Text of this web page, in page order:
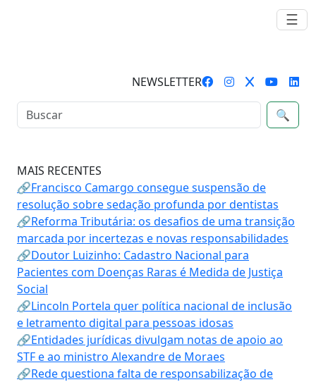
☰
NEWSLETTER
🔍
MAIS RECENTES
🔗Francisco Camargo consegue suspensão de
resolução sobre sedação profunda por dentistas
🔗Reforma Tributária: os desafios de uma transição
marcada por incertezas e novas responsabilidades
🔗Doutor Luizinho: Cadastro Nacional para
Pacientes com Doenças Raras é Medida de Justiça
Social
🔗Lincoln Portela quer política nacional de inclusão
e letramento digital para pessoas idosas
🔗Entidades jurídicas divulgam notas de apoio ao
STF e ao ministro Alexandre de Moraes
🔗Rede questiona falta de responsabilização de